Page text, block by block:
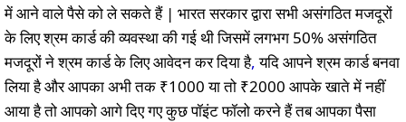
में आने वाले पैसे को ले सकते हैं | भारत सरकार द्वारा सभी असंगठित मजदूरों
के लिए श्रम कार्ड की व्यवस्था की गई थी जिसमें लगभग 50% असंगठित
मजदूरों ने श्रम कार्ड के लिए आवेदन कर दिया है,यदि आपने श्रम कार्ड बनवा
लिया है और आपका अभी तक ₹1000 या तो ₹2000 आपके खाते में नहीं
आया है तो आपको आगे दिए गए कुछ पॉइंट फॉलो करने हैं तब आपका पैसा